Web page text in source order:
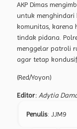
AKP Dimas
untuk
komunitas, karena
tindak pidana.
menggelar patroli
agar tetap
(Red/Yoyon)
Editor: Adytia
Penulis: JJM9